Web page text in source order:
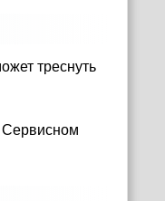
треснуть
Сервисном